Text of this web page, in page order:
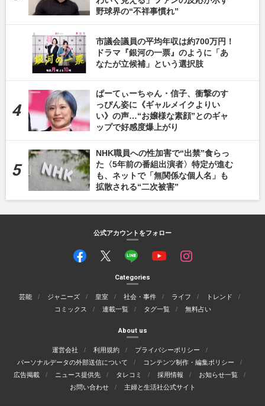
野球界の“不祥事慣れ”
市議会議員の平均年収は約700万円！
ドラマ『銀河の一票』のように「あ
なたが立候補」という選択肢
ぱーてぃーちゃん・信子、衝撃のす
っぴん姿に《ギャルメイクよりい
い》の声…“お嬢様な素顔”とのギャ
ップで好感度爆上がり
NHK職員への性加害で“出禁”食らっ
た〈5年前の番組出演者〉特定が進む
も、ネットで「無関係な個人名」も
拡散される“二次被害”
公式アカウントをフォロー
Categories
芸能 ジャニーズ 皇室 社会・事件 ライフ
トレンド
コミックス
連載一覧 タグ一覧 無料占い
About us
運営会社 利用規約
プライバシーポリシー
パーソナルデータの外部送信について
コンテンツ制作・編集ポリシー
広告掲載
ニュース提供先 タレコミ 採用情報
お知らせ一覧
お問い合わせ
主婦と生活社公式サイト